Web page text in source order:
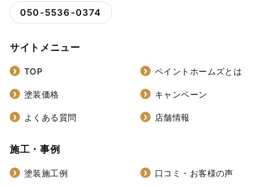
050-5536-0374
サイトメニュー
TOP ペイントホームズとは
塗装価格 キャンペーン
よくある質問 店舗情報
施工・事例
塗装施工例 口コミ・お客様の声